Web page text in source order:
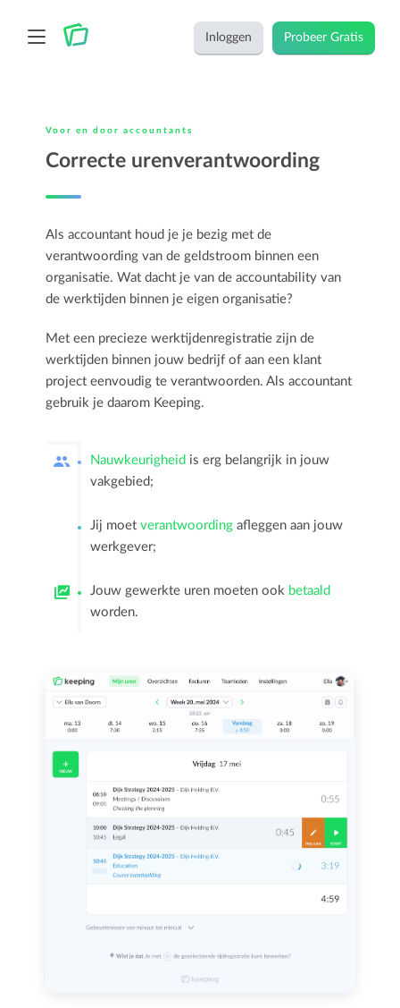
Inloggen Probeer Gratis
Voor en door accountants
Correcte urenverantwoording
Als accountant houd je je bezig met de
verantwoording van de geldstroom binnen een
organisatie. Wat dacht je van de accountability van
de werktijden binnen je eigen organisatie?
Met een precieze werktijdenregistratie zijn de
werktijden binnen jouw bedrijf of aan een klant
project eenvoudig te verantwoorden. Als accountant
gebruik je daarom Keeping.
Nauwkeurigheid is erg belangrijk in jouw
vakgebied;
Jij moetverantwoording afleggen aan jouw
werkgever;
Jouw gewerkte uren moeten ook betaald
worden.